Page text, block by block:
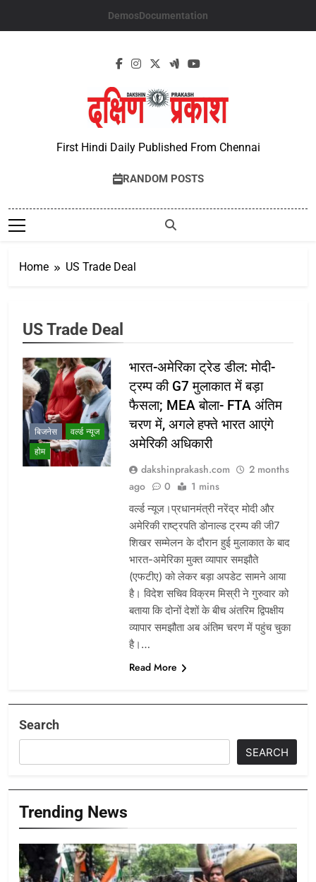
DemosDocumentation
First Hindi Daily Published From Chennai
RANDOM POSTS
Home US Trade Deal
US Trade Deal
बिजनेस
वर्ल्ड न्यूज
होम
भारत-अमेरिका ट्रेड डील: मोदी-
ट्रम्प की G7 मुलाकात में बड़ा
फैसला; MEA बोला- FTA अंतिम
चरण में, अगले हफ्ते भारत आएंगे
अमेरिकी अधिकारी
dakshinprakash.com
2 months
ago
0 1 mins
वर्ल्ड न्यूज।प्रधानमंत्री नरेंद्र मोदी और
अमेरिकी राष्ट्रपति डोनाल्ड ट्रम्प की जी7
शिखर सम्मेलन के दौरान हुई मुलाकात के बाद
भारत-अमेरिका मुक्त व्यापार समझौते
(एफटीए) को लेकर बड़ा अपडेट सामने आया
है। विदेश सचिव विक्रम मिस्री ने गुरुवार को
बताया कि दोनों देशों के बीच अंतरिम द्विपक्षीय
व्यापार समझौता अब अंतिम चरण में पहुंच चुका
है।…
Read More
Search
SEARCH
Trending News